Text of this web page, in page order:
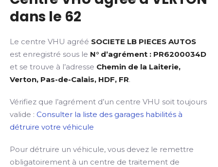
dans le 62
Le centre VHU agréé SOCIETE LB PIECES AUTOS
est enregistré sous le N° d’agrément : PR6200034D
et se trouve à l’adresse Chemin de la Laiterie,
Verton, Pas-de-Calais, HDF, FR.
Vérifiez que l’agrément d’un centre VHU soit toujours
valide : Consulter la liste des garages habilités à
détruire votre véhicule
Pour détruire un véhicule, vous devez le remettre
obligatoirement à un centre de traitement de